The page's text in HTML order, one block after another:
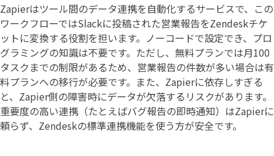
Zapierはツール間のデータ連携を自動化するサービスで、この
ワークフローではSlackに投稿された営業報告をZendeskチケ
ットに変換する役割を担います。ノーコードで設定でき、プロ
グラミングの知識は不要です。ただし、無料プランでは月100
タスクまでの制限があるため、営業報告の件数が多い場合は有
料プランへの移行が必要です。また、Zapierに依存しすぎる
と、Zapier側の障害時にデータが欠落するリスクがあります。
重要度の高い連携（たとえばバグ報告の即時通知）はZapierに
頼らず、Zendeskの標準連携機能を使う方が安全です。